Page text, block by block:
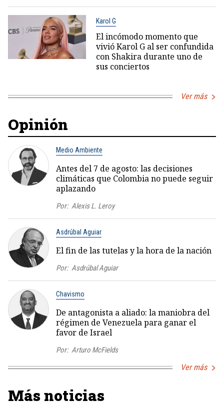
Karol G
El incómodo momento que
vivió Karol G al ser confundida
con Shakira durante uno de
sus conciertos
Ver más
Opinión
Medio Ambiente
Antes del 7 de agosto: las decisiones
climáticas que Colombia no puede seguir
aplazando
Por: Alexis L. Leroy
Asdrúbal Aguiar
El fin de las tutelas y la hora de la nación
Por: Asdrúbal Aguiar
Chavismo
De antagonista a aliado: la maniobra del
régimen de Venezuela para ganar el
favor de Israel
Por: Arturo McFields
Ver más
Más noticias